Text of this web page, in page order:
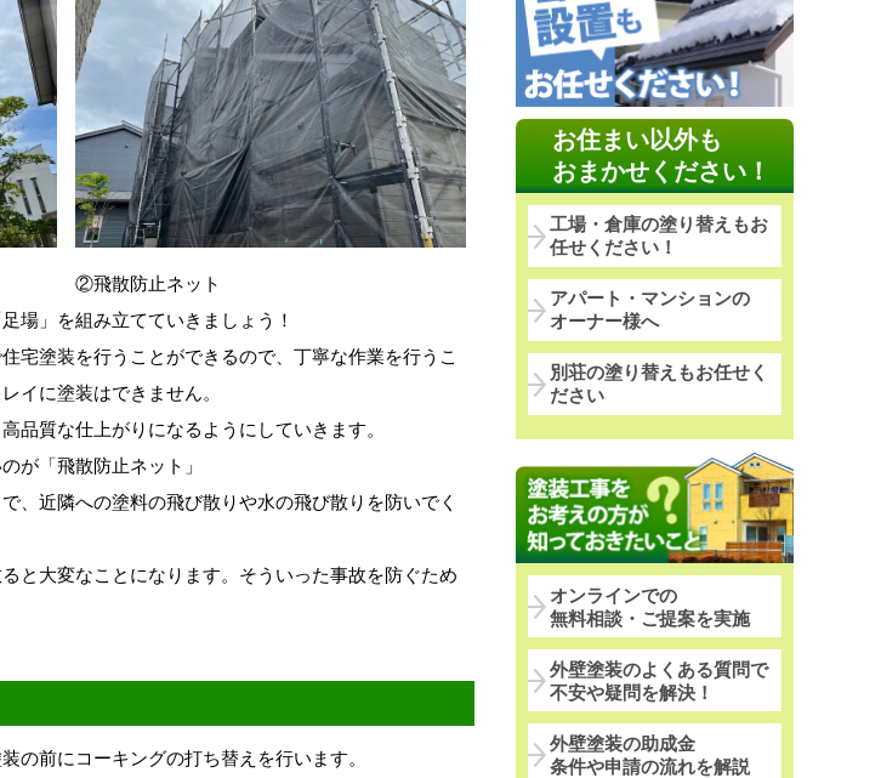
②飛散防止ネット
場」を組み立てていきましょう！
宅塗装を行うことができるので、丁寧な作業を行うこ
イに塗装はできません。
品質な仕上がりになるようにしていきます。
が「飛散防止ネット」
、近隣への塗料の飛び散りや水の飛び散りを防いでく
と大変なことになります。そういった事故を防ぐため
の前にコーキングの打ち替えを行います。
お住まい以外も
おまかせください！
工場・倉庫の塗り替えもお
任せください！
アパート・マンションの
オーナー様へ
別荘の塗り替えもお任せく
ださい
オンラインでの
無料相談・ご提案を実施
外壁塗装のよくある質問で
不安や疑問を解決！
外壁塗装の助成金
条件や申請の流れを解説